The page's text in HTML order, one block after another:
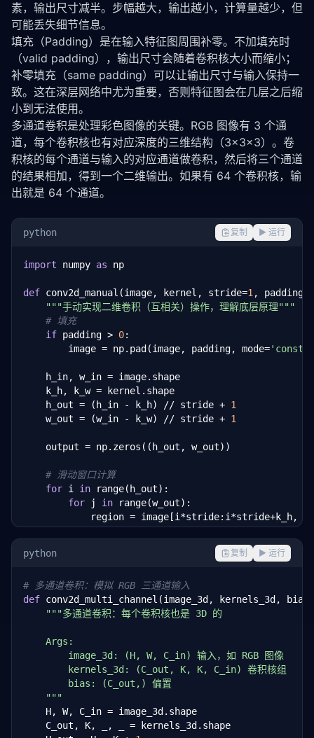
素，输出尺寸减半。步幅越大，输出越小，计算量越少，但
可能丢失细节信息。
填充（Padding）是在输入特征图周围补零。不加填充时
（valid padding），输出尺寸会随着卷积核大小而缩小；
补零填充（same padding）可以让输出尺寸与输入保持一
致。这在深层网络中尤为重要，否则特征图会在几层之后缩
小到无法使用。
多通道卷积是处理彩色图像的关键。RGB 图像有 3 个通
道，每个卷积核也有对应深度的三维结构（3×3×3）。卷
积核的每个通道与输入的对应通道做卷积，然后将三个通道
的结果相加，得到一个二维输出。如果有 64 个卷积核，输
出就是 64 个通道。
python 复制 ▶ 运行
import numpy as np
def conv2d_manual(image, kernel, stride=1 , padding=
"""手动实现二维卷积（互相关）操作，理解底层原理"""
# 填充
if padding > 0:
        image = np.pad(image, padding, mode=
    h_in, w_in = image.shape
    k_h, k_w = kernel.shape
    h_out = (h_in - k_h) // stride +
1
    w_out = (w_in - k_w) // stride +
1
    output = np.zeros((h_out, w_out))
# 滑动窗口计算
for i in range(h_out):
for j in range(w_out):
region = image[i*stride:i*stride+k_h,
            output[i, j] = np.sum(region * kernel)
return
# 创建一个 5×5 的模拟图像（像素值 0-255）
img = np.array([
    [
0, 0, 0, 0, 0],
    [
0, 255
255, 255, 255 , 0
],
0, 0, 0 , 0]
], dtype=float )
# 垂直边缘检测卷积核
edge_kernel = np.array([
python 复制 ▶ 运行
# 多通道卷积：模拟 RGB 三通道输入
def conv2d_multi_channel(image_3d, kernels_3d, bias=
"""多通道卷积：每个卷积核也是 3D 的
    Args:
        image_3d: (H, W, C_in) 输入，如 RGB 图像
        kernels_3d: (C_out, K, K, C_in) 卷积核组
        bias: (C_out,) 偏置
    """
    H, W, C_in = image_3d.shape
    C_out, K, _, _ = kernels_3d.shape